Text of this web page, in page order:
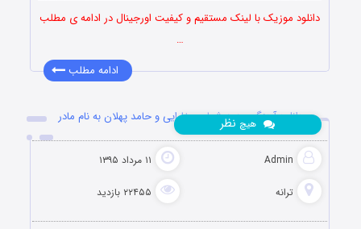
دانلود موزیک با لینک مستقیم و کیفیت اورجینال در ادامه ی مطلب
…
ادامه مطلب
دانلود آهنگ جدید شهاب بخارایی و حامد پهلان به نام مادر
Admin ۱۱ مرداد ۱۳۹۵
ترانه ۲۲۴۵۵ بازدید
هیچ نظر